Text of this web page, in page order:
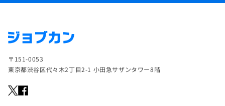
〒151-0053
東京都渋谷区代々木2丁目2-1 小田急サザンタワー8階